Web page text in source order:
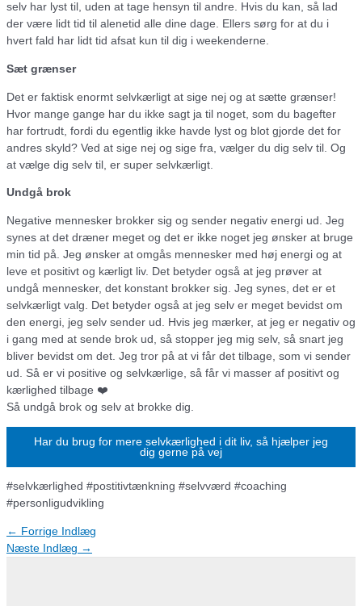
selv har lyst til, uden at tage hensyn til andre. Hvis du kan, så lad
der være lidt tid til alenetid alle dine dage. Ellers sørg for at du i
hvert fald har lidt tid afsat kun til dig i weekenderne.
Sæt grænser
Det er faktisk enormt selvkærligt at sige nej og at sætte grænser!
Hvor mange gange har du ikke sagt ja til noget, som du bagefter
har fortrudt, fordi du egentlig ikke havde lyst og blot gjorde det for
andres skyld? Ved at sige nej og sige fra, vælger du dig selv til. Og
at vælge dig selv til, er super selvkærligt.
Undgå brok
Negative mennesker brokker sig og sender negativ energi ud. Jeg
synes at det dræner meget og det er ikke noget jeg ønsker at bruge
min tid på. Jeg ønsker at omgås mennesker med høj energi og at
leve et positivt og kærligt liv. Det betyder også at jeg prøver at
undgå mennesker, det konstant brokker sig. Jeg synes, det er et
selvkærligt valg. Det betyder også at jeg selv er meget bevidst om
den energi, jeg selv sender ud. Hvis jeg mærker, at jeg er negativ og
i gang med at sende brok ud, så stopper jeg mig selv, så snart jeg
bliver bevidst om det. Jeg tror på at vi får det tilbage, som vi sender
ud. Så er vi positive og selvkærlige, så får vi masser af positivt og
kærlighed tilbage ❤️
Så undgå brok og selv at brokke dig.
Har du brug for mere selvkærlighed i dit liv, så hjælper jeg
dig gerne på vej
#selvkærlighed #postitivtænkning #selvværd #coaching
#personligudvikling
Indlægsnavigation
← Forrige Indlæg
Næste Indlæg →